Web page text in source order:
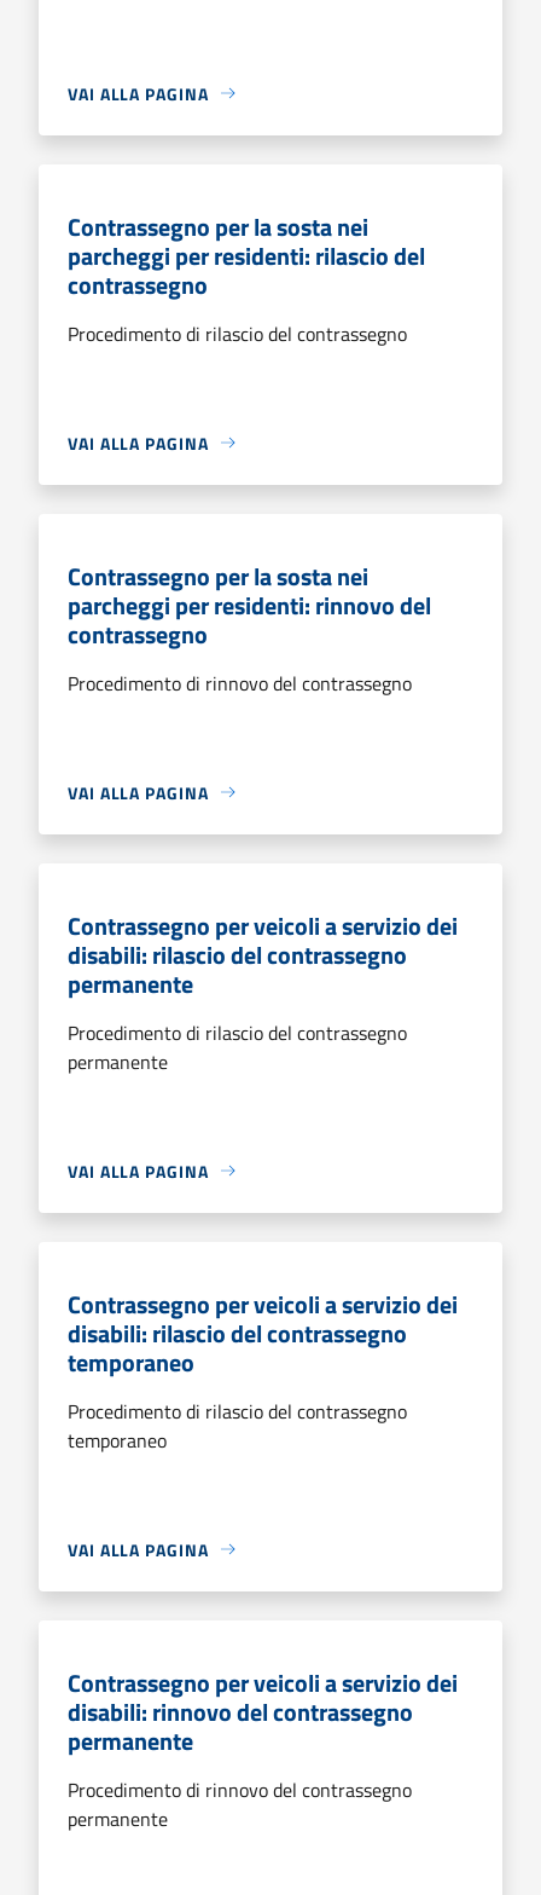
VAI ALLA PAGINA
Contrassegno per la sosta nei
parcheggi per residenti: rilascio del
contrassegno
Procedimento di rilascio del contrassegno
VAI ALLA PAGINA
Contrassegno per la sosta nei
parcheggi per residenti: rinnovo del
contrassegno
Procedimento di rinnovo del contrassegno
VAI ALLA PAGINA
Contrassegno per veicoli a servizio dei
disabili: rilascio del contrassegno
permanente
Procedimento di rilascio del contrassegno
permanente
VAI ALLA PAGINA
Contrassegno per veicoli a servizio dei
disabili: rilascio del contrassegno
temporaneo
Procedimento di rilascio del contrassegno
temporaneo
VAI ALLA PAGINA
Contrassegno per veicoli a servizio dei
disabili: rinnovo del contrassegno
permanente
Procedimento di rinnovo del contrassegno
permanente